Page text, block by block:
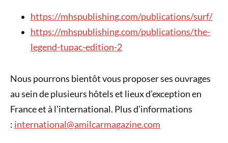
https://mhspublishing.com/publications/surf/
https://mhspublishing.com/publications/the-
legend-tupac-edition-2
Nous pourrons bientôt vous proposer ses ouvrages
au sein de plusieurs hôtels et lieux d’exception en
France et à l’international. Plus d’informations
: international@amilcarmagazine.com